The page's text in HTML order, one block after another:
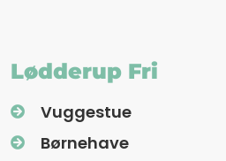
Lødderup Fri
Vuggestue
Børnehave